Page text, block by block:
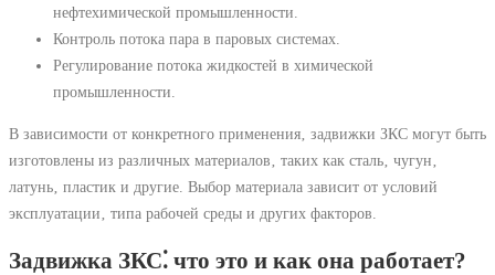
нефтехимической промышленности.
Контроль потока пара в паровых системах.
Регулирование потока жидкостей в химической
промышленности.
В зависимости от конкретного применения‚ задвижки ЗКС могут быть
изготовлены из различных материалов‚ таких как сталь‚ чугун‚
латунь‚ пластик и другие. Выбор материала зависит от условий
эксплуатации‚ типа рабочей среды и других факторов.
Задвижка ЗКС⁚ что это и как она работает?